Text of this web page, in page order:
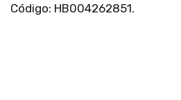
Código: HB004262851.